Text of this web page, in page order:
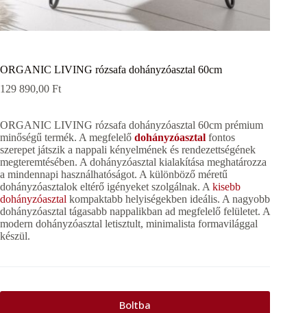
ORGANIC LIVING rózsafa dohányzóasztal 60cm
129 890,00 Ft
ORGANIC LIVING rózsafa dohányzóasztal 60cm prémium
minőségű termék. A megfelelő dohányzóasztal fontos
szerepet játszik a nappali kényelmének és rendezettségének
megteremtésében. A dohányzóasztal kialakítása meghatározza
a mindennapi használhatóságot. A különböző méretű
dohányzóasztalok eltérő igényeket szolgálnak. A kisebb
dohányzóasztal kompaktabb helyiségekben ideális. A nagyobb
dohányzóasztal tágasabb nappalikban ad megfelelő felületet. A
modern dohányzóasztal letisztult, minimalista formavilággal
készül.
Boltba